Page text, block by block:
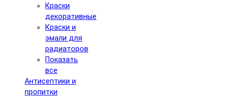
Краски
декоративные
Краски и
эмали для
радиаторов
Показать
все
Антисептики и
пропитки